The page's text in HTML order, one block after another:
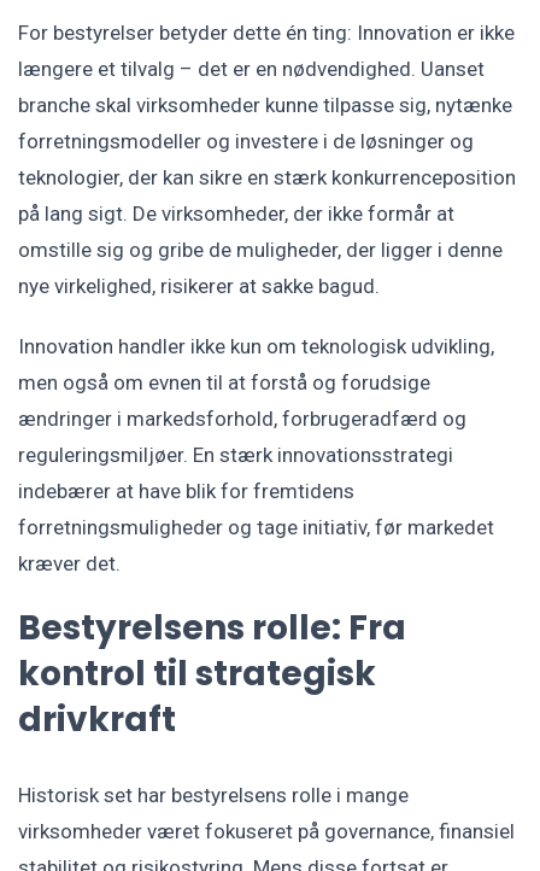
For bestyrelser betyder dette én ting: Innovation er ikke
længere et tilvalg – det er en nødvendighed. Uanset
branche skal virksomheder kunne tilpasse sig, nytænke
forretningsmodeller og investere i de løsninger og
teknologier, der kan sikre en stærk konkurrenceposition
på lang sigt. De virksomheder, der ikke formår at
omstille sig og gribe de muligheder, der ligger i denne
nye virkelighed, risikerer at sakke bagud.
Innovation handler ikke kun om teknologisk udvikling,
men også om evnen til at forstå og forudsige
ændringer i markedsforhold, forbrugeradfærd og
reguleringsmiljøer. En stærk innovationsstrategi
indebærer at have blik for fremtidens
forretningsmuligheder og tage initiativ, før markedet
kræver det.
Bestyrelsens rolle: Fra
kontrol til strategisk
drivkraft
Historisk set har bestyrelsens rolle i mange
virksomheder været fokuseret på governance, finansiel